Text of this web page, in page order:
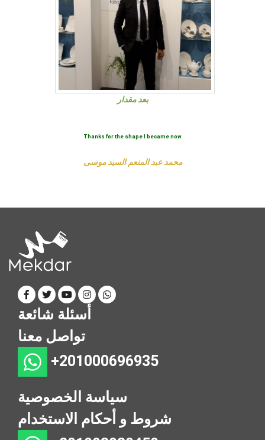
بعد مقدار
Thanks for the shape I became now
محمد عبد المنعم السيد موسى
أسئلة شائعة
تواصل معنا
+201000696935
سياسة الخصوصية
شروط و أحكام الاستخدام